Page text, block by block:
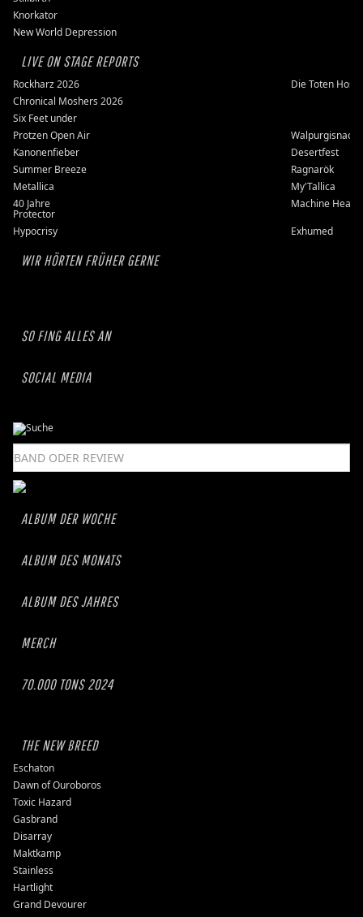
Knorkator
New World Depression
LIVE ON STAGE REPORTS
Rockharz 2026
Die Toten
Chronical Moshers 2026
Six Feet under
Protzen Open Air
Walpurgisnacht
Kanonenfieber
Desertfest
Summer Breeze
Ragnarök
Metallica
My'Tallica
40 Jahre
Protector
Machine Head
Hypocrisy
Exhumed
WIR HÖRTEN FRÜHER GERNE
SO FING ALLES AN
SOCIAL MEDIA
ALBUM DER WOCHE
ALBUM DES MONATS
ALBUM DES JAHRES
MERCH
70.000 TONS 2024
THE NEW BREED
Eschaton
Dawn of Ouroboros
Toxic Hazard
Gasbrand
Disarray
Maktkamp
Stainless
Hartlight
Grand Devourer